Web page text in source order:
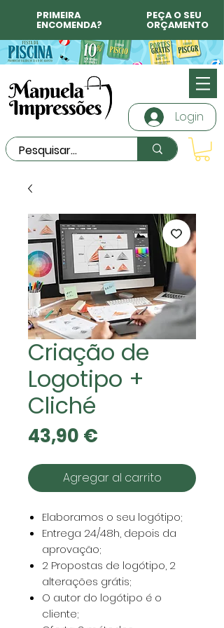
PRIMEIRA
ENCOMENDA?
PEÇA O SEU
ORÇAMENTO
Login
Criação de
Logotipo +
Cliché
43,90 €
Agregar al carrito
Elaboramos o seu logótipo;
Entrega 24/48h, depois da
aprovação;
2 Propostas de logótipo, 2
alterações grátis;
O autor do logótipo é o
cliente;